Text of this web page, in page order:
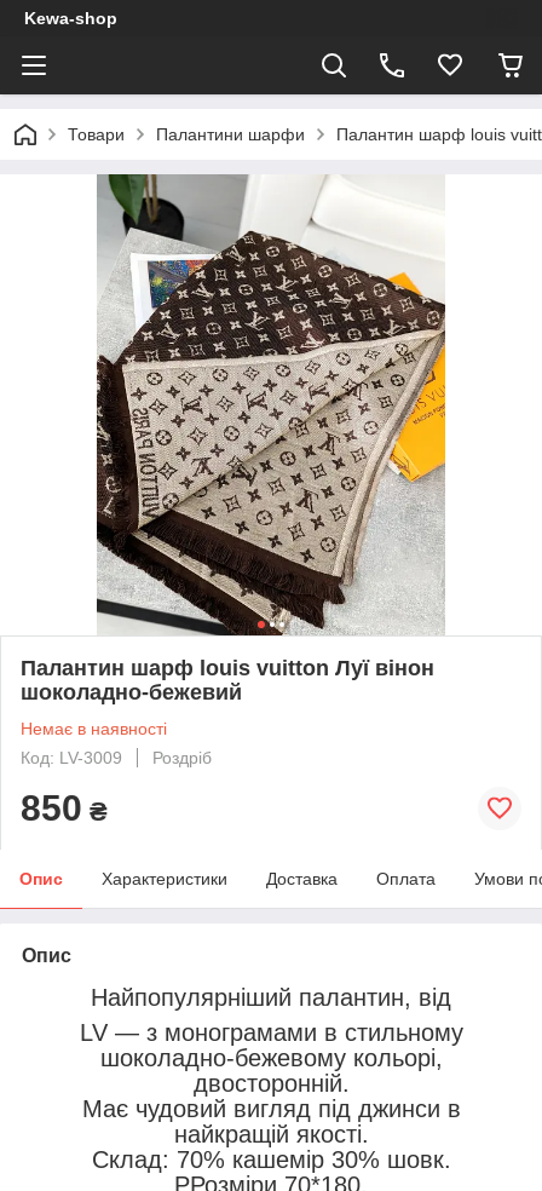
Kewa-shop
Товари Палантини шарфи Палантин шарф louis
Палантин шарф louis vuitton Луї вінон
шоколадно-бежевий
Немає в наявності
Код: LV-3009
Роздріб
850 ₴
Опис Характеристики Доставка Оплата Умови
Опис
Найпопулярніший палантин, від
LV — з монограмами в стильному
шоколадно-бежевому кольорі,
двосторонній.
Має чудовий вигляд під джинси в
найкращій якості.
Склад: 70% кашемір 30% шовк.
РРозміри 70*180.